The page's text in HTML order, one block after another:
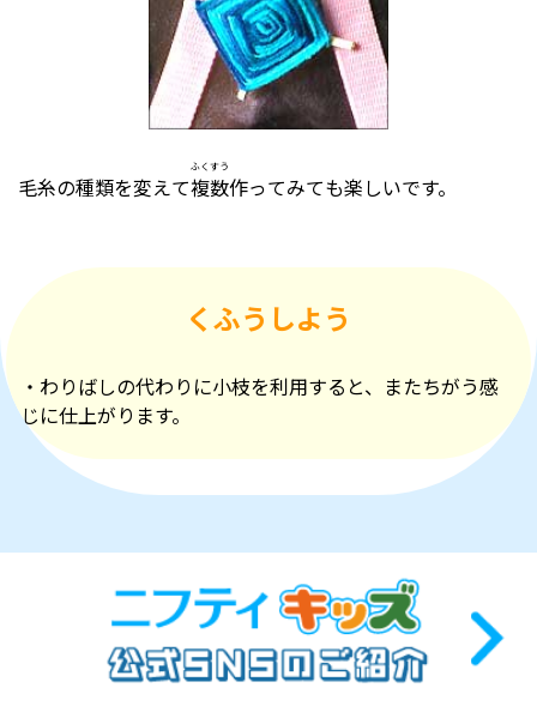
毛糸の種類を変えて複数
ふくすう
作ってみても楽しいです。
くふうしよう
・わりばしの代わりに小枝を利用すると、またちがう感
じに仕上がります。